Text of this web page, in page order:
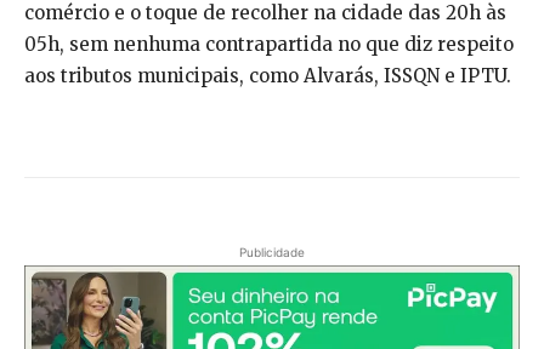
comércio e o toque de recolher na cidade das 20h às
05h, sem nenhuma contrapartida no que diz respeito
aos tributos municipais, como Alvarás, ISSQN e IPTU.
Publicidade